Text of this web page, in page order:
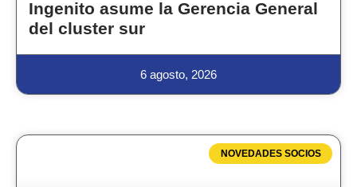
Ingenito asume la Gerencia General
del cluster sur
6 agosto, 2026
NOVEDADES SOCIOS